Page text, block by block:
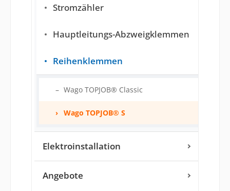
Stromzähler
Hauptleitungs-Abzweigklemmen
Reihenklemmen
Wago TOPJOB® Classic
Wago TOPJOB® S
Elektroinstallation
Angebote